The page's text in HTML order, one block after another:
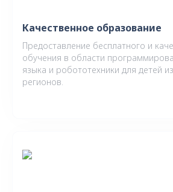
Качественное образование
Предоставление бесплатного и
обучения в области
языка и робототехники для детей
регионов.